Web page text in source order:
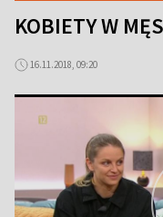
KOBIETY W
16.11.2018, 09:20